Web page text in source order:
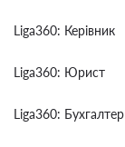
Liga360: Керівник
Liga360: Юрист
Liga360: Бухгалтер